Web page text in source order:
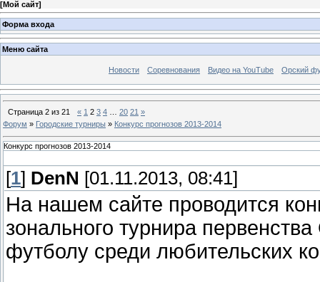
[Мой сайт]
Форма входа
Меню сайта
Новости Соревнования Видео на YouTube Орский
Страница 2 из 21 « 1 2 3 4 20 21 »
Форум » Городские турниры » Конкурс прогнозов 2013-2014
Конкурс прогнозов 2013-2014
[1] DenN [01.11.2013, 08:41]
На нашем сайте проводится
зонального турнира
футболу среди любительских